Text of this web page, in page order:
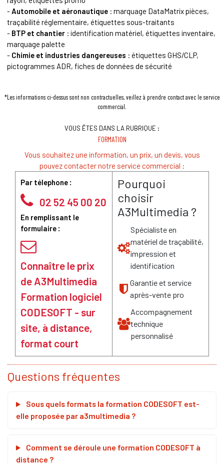
- Automobile et aéronautique : marquage DataMatrix pièces,
traçabilité réglementaire, étiquettes sous-traitants
- BTP et chantier : identification matériel, étiquettes inventaire,
marquage palette
- Chimie et industries dangereuses : étiquettes GHS/CLP,
pictogrammes ADR, fiches de données de sécurité
*Les informationsci-dessus sont non contractuelles, veillez à prendre contact avec le service
commercial.
VOUS ÊTES DANS LA RUBRIQUE :
FORMATION
Vous souhaitez une information, un prix, un devis, vous
pouvez contacter notre service commercial :
Par télephone :
02 52 45 00 20
En remplissant le
formulaire :
Connaître le prix
de A3Multimedia
Formation logiciel
CODESOFT - sur
site, à distance,
format court
Pourquoi
choisir
A3Multimedia ?
Spécialiste en
matériel de traçabilité,
impression et
identification
Garantie et service
après-vente pro
Accompagnement
technique
personnalisé
Questions fréquentes
Sous quels formats la formation CODESOFT est-
elle proposée par a3multimedia ?
Comment se déroule une formation CODESOFT à
distance ?